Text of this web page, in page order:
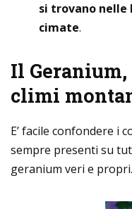
si trovano nelle
cimate.
Il
climi
E’ facile confondere i
sempre presenti su
geranium veri e